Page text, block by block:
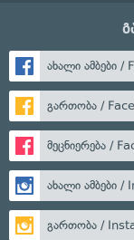
ახალი ამბები /
გართობა /
მეცნიერება /
ახალი ამბები /
გართობა /